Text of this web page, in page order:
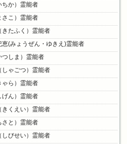
か）霊能者
こ）霊能者
たふく）霊能者
(みょうぜん・ゆきえ)霊能者
しま）霊能者
ゃごつ）霊能者
ら）霊能者
ん）霊能者
くえい）霊能者
と）霊能者
びせい）霊能者